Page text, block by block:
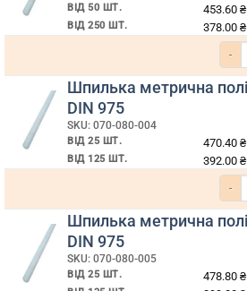
ВІД 50 ШТ. 453.60 ₴
ВІД 250 ШТ. 378.00 ₴
Шпилька метрична
DIN 975
SKU: 070-080-004
ВІД 25 ШТ. 470.40 ₴
ВІД 125 ШТ. 392.00 ₴
Шпилька метрична
DIN 975
SKU: 070-080-005
ВІД 25 ШТ. 478.80 ₴